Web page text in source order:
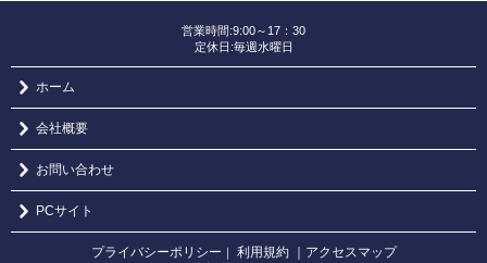
営業時間:9:00～17：30
定休日:毎週水曜日
ホーム
会社概要
お問い合わせ
PCサイト
プライバシーポリシー 利用規約 ｜アクセスマップ